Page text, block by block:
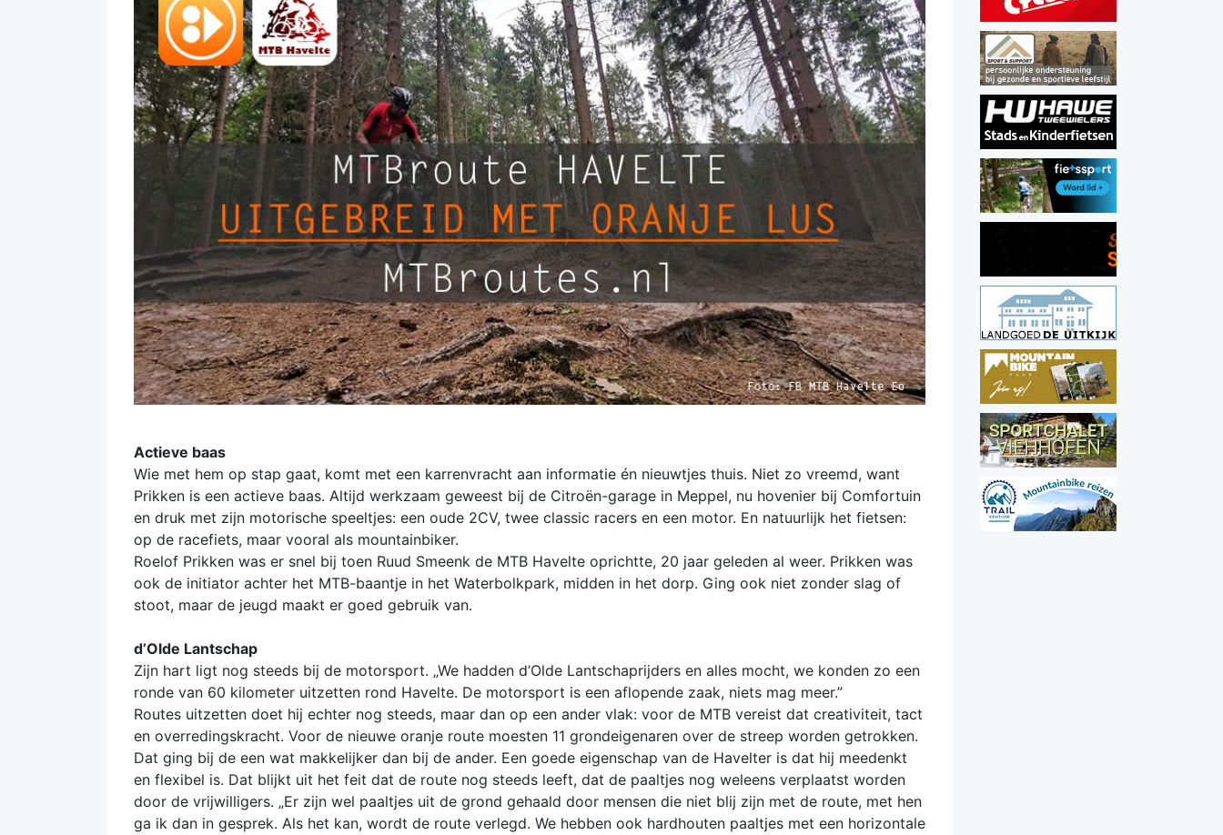
Actieve baas
Wie met hem op stap gaat, komt met een karrenvracht aan informatie én nieuwtjes thuis. Niet zo vreemd, want
Prikken is een actieve baas. Altijd werkzaam geweest bij de Citroën-garage in Meppel, nu hovenier bij Comfortuin
en druk met zijn motorische speeltjes: een oude 2CV, twee classic racers en een motor. En natuurlijk het fietsen:
op de racefiets, maar vooral als mountainbiker.
Roelof Prikken was er snel bij toen Ruud Smeenk de MTB Havelte oprichtte, 20 jaar geleden al weer. Prikken was
ook de initiator achter het MTB-baantje in het Waterbolkpark, midden in het dorp. Ging ook niet zonder slag of
stoot, maar de jeugd maakt er goed gebruik van.
d’Olde Lantschap
Zijn hart ligt nog steeds bij de motorsport. „We hadden d’Olde Lantschaprijders en alles mocht, we konden zo een
ronde van 60 kilometer uitzetten rond Havelte. De motorsport is een aflopende zaak, niets mag meer.”
Routes uitzetten doet hij echter nog steeds, maar dan op een ander vlak: voor de MTB vereist dat creativiteit, tact
en overredingskracht. Voor de nieuwe oranje route moesten 11 grondeigenaren over de streep worden getrokken.
Dat ging bij de een wat makkelijker dan bij de ander. Een goede eigenschap van de Havelter is dat hij meedenkt
en flexibel is. Dat blijkt uit het feit dat de route nog steeds leeft, dat de paaltjes nog weleens verplaatst worden
door de vrijwilligers. „Er zijn wel paaltjes uit de grond gehaald door mensen die niet blij zijn met de route, met hen
ga ik dan in gesprek. Als het kan, wordt de route verlegd. We hebben ook hardhouten paaltjes met een horizontale